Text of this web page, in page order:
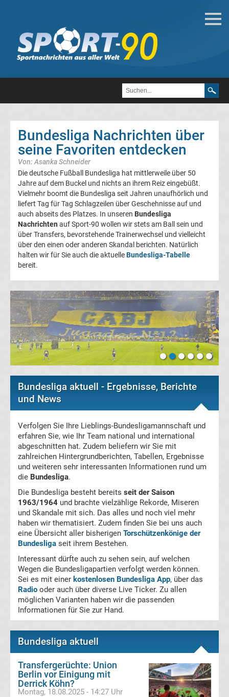
Fußball
Bundesliga
3.
Liga
DFB-
Pokal
Champions
League
Europa
League
Europa
League
Premier
League
La
Liga
Serie
A
Türk.
Süper
Fußball
Bundesliga Nachrichten über
seine Favoriten entdecken
Von: Asanka Schneider
Die deutsche Fußball Bundesliga hat mittlerweile über 50
Jahre auf dem Buckel und nichts an ihrem Reiz eingebüßt.
Vielmehr boomt die Bundesliga seit Jahren unaufhörlich und
liefert Tag für Tag Schlagzeilen über Geschehnisse auf und
auch abseits des Platzes. In unseren Bundesliga
Nachrichten auf Sport-90 wollen wir stets am Ball sein und
über Transfers, bevorstehende Trainerwechsel und vielleicht
über den einen oder anderen Skandal berichten. Natürlich
halten wir für Sie auch die aktuelleBundesliga-Tabelle
bereit.
Bundesliga aktuell - Ergebnisse, Berichte
und News
Verfolgen Sie Ihre Lieblings-Bundesligamannschaft und
erfahren Sie, wie Ihr Team national und international
abgeschnitten hat. Zudem beliefern wir Sie mit
zahlreichen Hintergrundberichten, Tabellen, Ergebnisse
und weiteren sehr interessanten Informationen rund um
die Bundesliga.
Die Bundesliga besteht bereits seit der Saison
1963/1964 und brachte vielzählige Rekorde, Miseren
und Skandale mit sich. Das alles und noch viel mehr
haben wir thematisiert. Zudem finden Sie bei uns auch
eine Übersicht aller bisherigen Torschützenkönige der
Bundesliga seit ihrem Bestehen.
Interessant dürfte auch zu sehen sein, auf welchen
Wegen die Bundesligapartien verfolgt werden können.
Sei es mit einer kostenlosen Bundesliga App, über das
Radio oder auch über diverse Live Ticker. Zu allen
möglichen Varianten haben wir die passenden
Informationen für Sie zur Hand.
Bundesliga aktuell
Transfergerüchte: Union
Berlin vor Einigung mit
Derrick Köhn?
Montag, 18.08.2025 - 14:27 Uhr